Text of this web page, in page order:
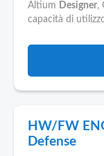
Altium Designer,
capacità di
HW/FW
Defense